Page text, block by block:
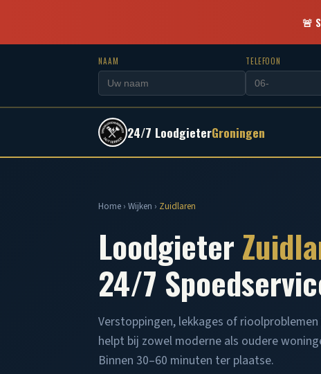
🚨
NAAM TELEFOON
24/7 LoodgieterGroningen
Home › Wijken › Zuidlaren
Loodgieter
24/7
Verstoppingen, lekkages of
helpt bij zowel moderne als oudere
Binnen 30–60 minuten ter plaatse.